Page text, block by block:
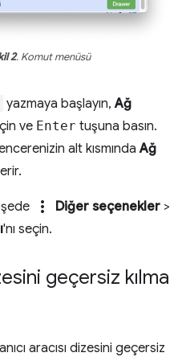
2. Komut menüsü
yazmaya başlayın,Ağ
ve Enter tuşuna basın.
alt kısmındaAğ
more_vert Diğer seçenekler >
'nı seçin.
geçersiz kılma
aracısı dizesini geçersiz